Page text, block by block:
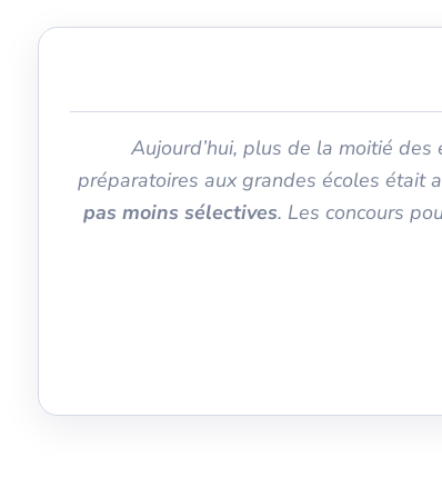
Aujourd’hui, plus de la moitié
préparatoires aux grandes écoles était
pas moins sélectives. Les concours